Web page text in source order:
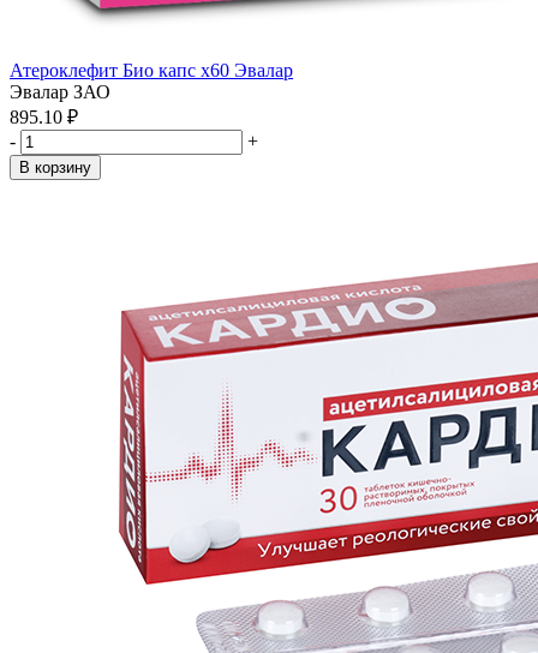
Атероклефит Био капс x60 Эвалар
Эвалар ЗАО
895.10 ₽
-
+
В корзину